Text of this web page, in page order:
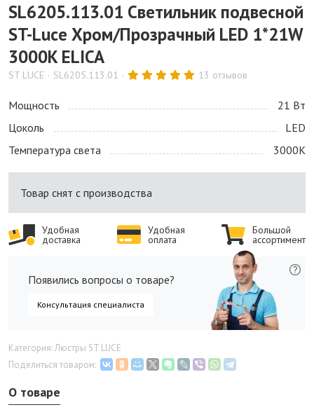
SL6205.113.01 Светильник подвесной
ST-Luce Хром/Прозрачный LED 1*21W
3000K ELICA
ST LUCE SL6205.113.01 13 отзывов
Мощность
21 Bт
Цоколь
LED
Температура света
3000K
Товар снят с производства
Удобная
доставка
Удобная
оплата
Большой
ассортимент
Появились вопросы о товаре?
Консультация специалиста
Категория: Люстры ST LUCE
Поделиться товаром:
О товаре